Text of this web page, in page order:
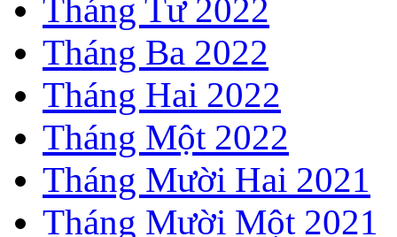
Tháng Tư 2022
Tháng Ba 2022
Tháng Hai 2022
Tháng Một 2022
Tháng Mười Hai 2021
Tháng Mười Một 2021